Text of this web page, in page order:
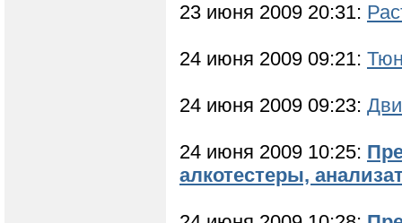
23 июня 2009 20:31:
24 июня 2009 09:21:
24 июня 2009 09:23:
24 июня 2009 10:25:
алкотестеры,